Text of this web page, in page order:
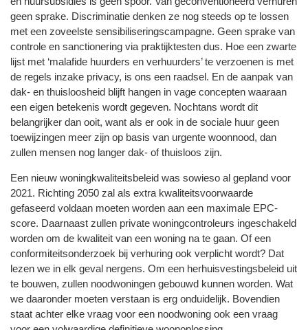
geen sprake. Discriminatie denken ze nog steeds op te lossen
met een zoveelste sensibiliseringscampagne. Geen sprake van
controle en sanctionering via praktijktesten dus. Hoe een zwarte
lijst met ‘malafide huurders en verhuurders’ te verzoenen is met
de regels inzake privacy, is ons een raadsel. En de aanpak van
dak- en thuisloosheid blijft hangen in vage concepten waaraan
een eigen betekenis wordt gegeven. Nochtans wordt dit
belangrijker dan ooit, want als er ook in de sociale huur geen
toewijzingen meer zijn op basis van urgente woonnood, dan
zullen mensen nog langer dak- of thuisloos zijn.
Een nieuw woningkwaliteitsbeleid was sowieso al gepland voor
2021. Richting 2050 zal als extra kwaliteitsvoorwaarde
gefaseerd voldaan moeten worden aan een maximale EPC-
score. Daarnaast zullen private woningcontroleurs ingeschakeld
worden om de kwaliteit van een woning na te gaan. Of een
conformiteitsonderzoek bij verhuring ook verplicht wordt? Dat
lezen we in elk geval nergens. Om een herhuisvestingsbeleid uit
te bouwen, zullen noodwoningen gebouwd kunnen worden. Wat
we daaronder moeten verstaan is erg onduidelijk. Bovendien
staat achter elke vraag voor een noodwoning ook een vraag